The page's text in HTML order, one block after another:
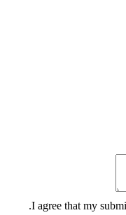
I agree that my